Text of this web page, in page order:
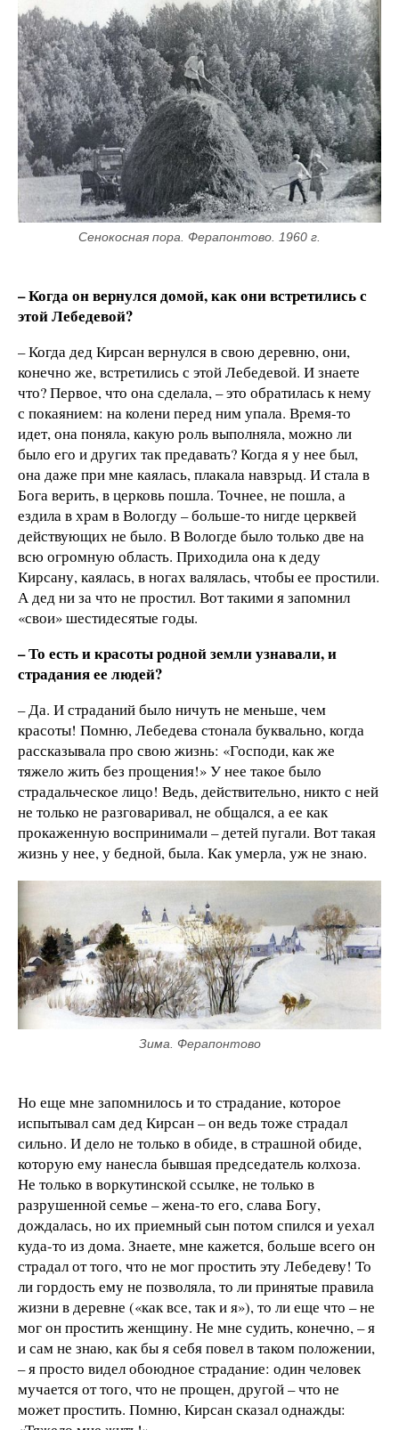
Сенокосная пора. Ферапонтово. 1960 г.
– Когда он вернулся домой, как они встретились с
этой Лебедевой?
– Когда дед Кирсан вернулся в свою деревню, они,
конечно же, встретились с этой Лебедевой. И знаете
что? Первое, что она сделала, – это обратилась к нему
с покаянием: на колени перед ним упала. Время-то
идет, она поняла, какую роль выполняла, можно ли
было его и других так предавать? Когда я у нее был,
она даже при мне каялась, плакала навзрыд. И стала в
Бога верить, в церковь пошла. Точнее, не пошла, а
ездила в храм в Вологду – больше-то нигде церквей
действующих не было. В Вологде было только две на
всю огромную область. Приходила она к деду
Кирсану, каялась, в ногах валялась, чтобы ее простили.
А дед ни за что не простил. Вот такими я запомнил
«свои» шестидесятые годы.
– То есть и красоты родной земли узнавали, и
страдания ее людей?
– Да. И страданий было ничуть не меньше, чем
красоты! Помню, Лебедева стонала буквально, когда
рассказывала про свою жизнь: «Господи, как же
тяжело жить без прощения!» У нее такое было
страдальческое лицо! Ведь, действительно, никто с ней
не только не разговаривал, не общался, а ее как
прокаженную воспринимали – детей пугали. Вот такая
жизнь у нее, у бедной, была. Как умерла, уж не знаю.
Зима. Ферапонтово
Но еще мне запомнилось и то страдание, которое
испытывал сам дед Кирсан – он ведь тоже страдал
сильно. И дело не только в обиде, в страшной обиде,
которую ему нанесла бывшая председатель колхоза.
Не только в воркутинской ссылке, не только в
разрушенной семье – жена-то его, слава Богу,
дождалась, но их приемный сын потом спился и уехал
куда-то из дома. Знаете, мне кажется, больше всего он
страдал от того, что не мог простить эту Лебедеву! То
ли гордость ему не позволяла, то ли принятые правила
жизни в деревне («как все, так и я»), то ли еще что – не
мог он простить женщину. Не мне судить, конечно, – я
и сам не знаю, как бы я себя повел в таком положении,
– я просто видел обоюдное страдание: один человек
мучается от того, что не прощен, другой – что не
может простить. Помню, Кирсан сказал однажды: